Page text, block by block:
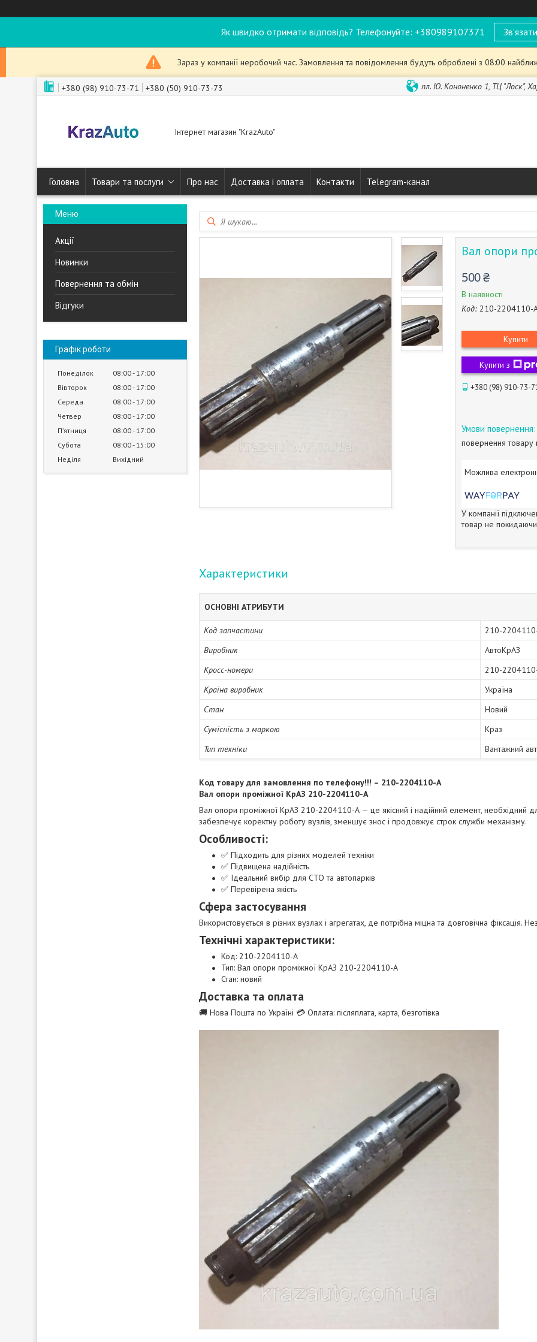
Як швидко отримати відповідь? Телефонуйте: +380989107371
Зараз у компанії неробочий час. Замовлення та повідомлення будуть оброблені з 08:00
+380 (98) 910-73-71 +380 (50) 910-73-73 пл. Ю. Кононенко 1, ТЦ "Лоск",
Інтернет магазин "KrazAuto"
Головна Товари та послуги Про нас Доставка і оплата Контакти Telegram-канал
Акції
Новинки
Повернення та обмін
Відгуки
Графік роботи
Понеділок 08:00 17:00
Вівторок
08:00 17:00
Середа
08:00 17:00
Четвер
08:00 17:00
Пʼятниця
08:00 17:00
Субота
08:00 15:00
Неділя
Вихідний
Вал опори
500 ₴
В наявності
Код: 210-2204110-
Купити
Купити з
+380 (98) 910-73-
повернення товару
У компанії
товар не покидаючи
Характеристики
ОСНОВНІ АТРИБУТИ
Код запчастини
210-
Виробник
АвтоКрАЗ
Кросс-номери
210-
Країна виробник
Україна
Стан
Новий
Сумісність з маркою
Краз
Тип техніки
Вантажний
Код товару для замовлення по телефону!!! – 210-2204110-A
Вал опори проміжної КрАЗ 210-2204110-А
Вал опори проміжної КрАЗ 210-2204110-А — це якісний і надійний елемент, необхідний
забезпечує коректну роботу вузлів, зменшує знос і продовжує строк служби механізму.
Особливості:
✅ Підходить для різних моделей техніки
✅ Підвищена надійність
✅ Ідеальний вибір для СТО та автопарків
✅ Перевірена якість
Сфера застосування
Використовується в різних вузлах і агрегатах, де потрібна міцна та довговічна фіксація.
Технічні характеристики:
Код: 210-2204110-A
Тип: Вал опори проміжної КрАЗ 210-2204110-А
Стан: новий
Доставка та оплата
🚚 Нова Пошта по Україні 💳 Оплата: післяплата, карта, безготівка